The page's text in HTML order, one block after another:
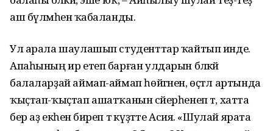
аш бүлмәһенә ҡабаланды.
Ул арала шаулашып студенттар ҡайтып инде.
Апаһының ир етеп барған улдарын бәләкәй
балаларҙай аймап-аймап һөйгәнен, өҫтәл артында
ҡыҫтап-ҡыҫтап ашатҡанын сәйерһенеп тә, хатта
бер аҙ екһенә биреп тә күҙәтте Асия. «Шулай ярата